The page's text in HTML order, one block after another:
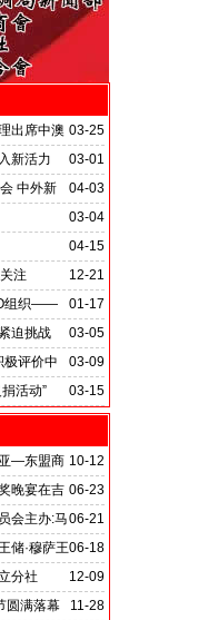
03-25
出席中澳
03-01
新活力
04-03
中外新
03-04
04-15
12-21
注
01-17
组织——
部执行主席03-05
迫挑战
03-09
极评价中
03-15
活动”
10-12
—东盟商
06-23
晚宴在吉
06-21
会主办:马
济国际合作
06-18
储·穆萨王
12-09
分社
11-28
圆满落幕